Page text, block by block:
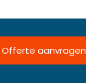
Offerte aanvragen